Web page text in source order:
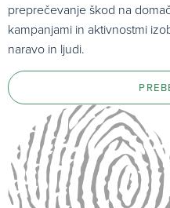
preprečevanje škod na
kampanjami in aktivnostmi
naravo in ljudi.